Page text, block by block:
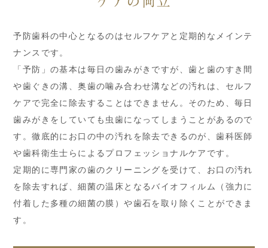
予防歯科の中心となるのはセルフケアと定期的なメインテ
ナンスです。
「予防」の基本は毎日の歯みがきですが、歯と歯のすき間
や歯ぐきの溝、奥歯の噛み合わせ溝などの汚れは、セルフ
ケアで完全に除去することはできません。そのため、毎日
歯みがきをしていても虫歯になってしまうことがあるので
す。徹底的にお口の中の汚れを除去できるのが、歯科医師
や歯科衛生士らによるプロフェッショナルケアです。
定期的に専門家の歯のクリーニングを受けて、お口の汚れ
を除去すれば、細菌の温床となるバイオフィルム（強力に
付着した多種の細菌の膜）や歯石を取り除くことができま
す。